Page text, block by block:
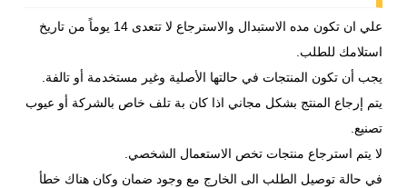
علي ان تكون مده الاستبدال والاسترجاع لا تتعدى 14 يوماً من تاريخ
استلامك للطلب.
يجب أن تكون المنتجات في حالتها الأصلية وغير مستخدمة أو تالفة.
يتم إرجاع المنتج بشكل مجاني اذا كان بة تلف خاص بالشركة أو عيوب
تصنيع.
لا يتم استرجاع منتجات تخص الاستعمال الشخصي.
في حالة توصيل الطلب الى الخارج مع وجود ضمان وكان هناك خطأ